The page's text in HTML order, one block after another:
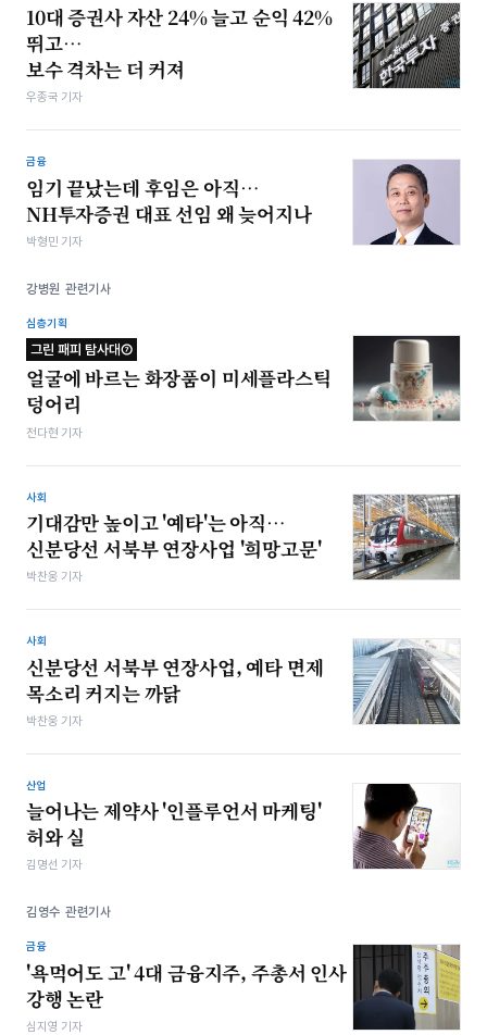
10대 증권사 자산 24% 늘고 순익 42%
뛰고…
보수 격차는 더 커져
우종국 기자
금융
임기 끝났는데 후임은 아직…
NH투자증권 대표 선임 왜 늦어지나
박형민 기자
강병원 관련기사
심층기획
그린 패피 탐사대⑦
얼굴에 바르는 화장품이 미세플라스틱
덩어리
전다현 기자
사회
기대감만 높이고 '예타'는 아직…
신분당선 서북부 연장사업 '희망고문'
박찬웅 기자
사회
신분당선 서북부 연장사업, 예타 면제
목소리 커지는 까닭
박찬웅 기자
산업
늘어나는 제약사 '인플루언서 마케팅'
허와 실
김명선 기자
김영수 관련기사
금융
'욕먹어도 고' 4대 금융지주, 주총서 인사
강행 논란
심지영 기자